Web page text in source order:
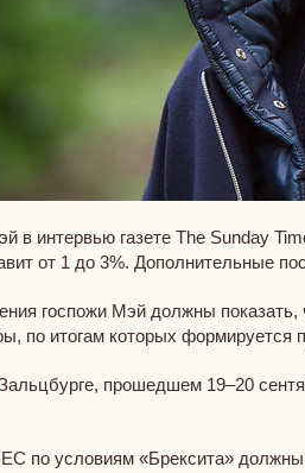
в интервью газете The Sunday
от 1 до 3%. Дополнительные
госпожи Мэй должны
по итогам которых формируется
прошедшем 19–20
по условиям «Брексита»